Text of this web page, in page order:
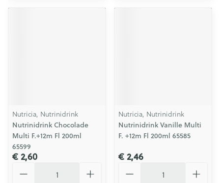
Nutricia, Nutrinidrink
Nutrinidrink Chocolade
Multi F.+12m Fl 200ml
65599
€ 2,60
Nutricia, Nutrinidrink
Nutrinidrink Vanille Multi
F. +12m Fl 200ml 65585
€ 2,46